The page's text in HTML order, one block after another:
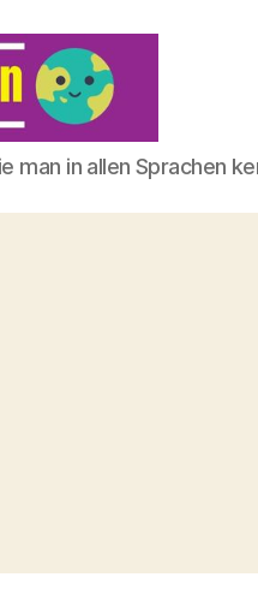
man in allen Sprachen